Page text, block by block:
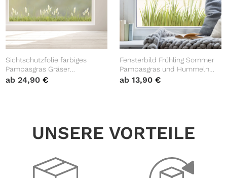
Sichtschutzfolie farbiges
Pampasgras Gräser
Fensterfolie Fensterdeko
ab24,90€
Fensterbild Frühling Sommer
Pampasgras und Hummeln
auf einer Wiese, Fensterdeko
ab 13,90 €
UNSERE VORTEILE